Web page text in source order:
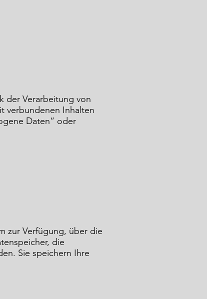
der Verarbeitung von
verbundenen Inhalten
Daten“ oder
zur Verfügung, über die
die
Sie speichern Ihre